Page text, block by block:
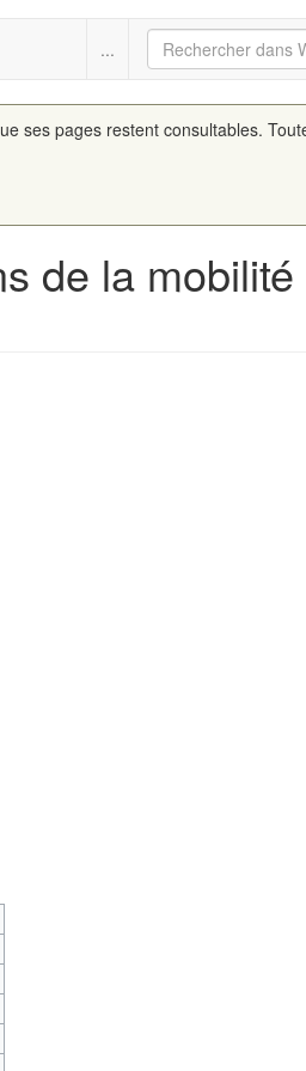
...
ses pages restent consultables.
de la mobilité